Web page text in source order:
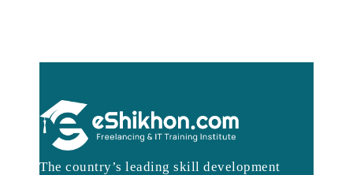
The country’s leading skill development